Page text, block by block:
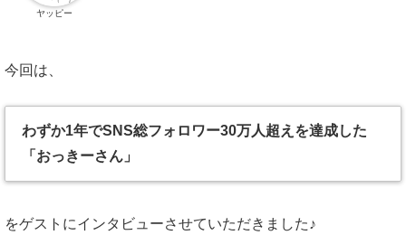
ヤッピー
今回は、
わずか1年でSNS総フォロワー30万人超えを達成した
「おっきーさん」
をゲストにインタビューさせていただきました♪